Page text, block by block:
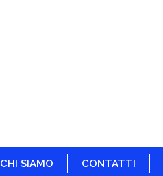
CHI SIAMO CONTATTI